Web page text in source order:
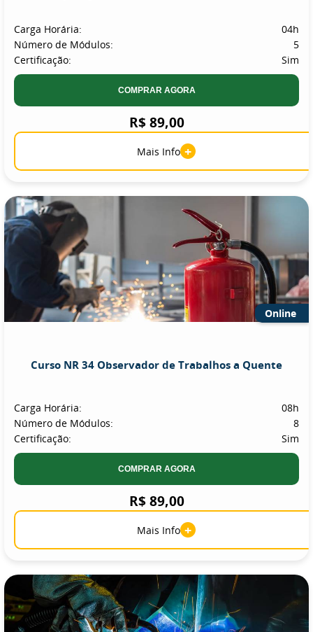
Carga Horária:
04h
Número de Módulos:
5
Certificação:
Sim
COMPRAR AGORA
R$ 89,00
Mais Info +
Online
Curso NR 34 Observador de Trabalhos a Quente
Carga Horária:
08h
Número de Módulos:
8
Certificação:
Sim
COMPRAR AGORA
R$ 89,00
Mais Info +